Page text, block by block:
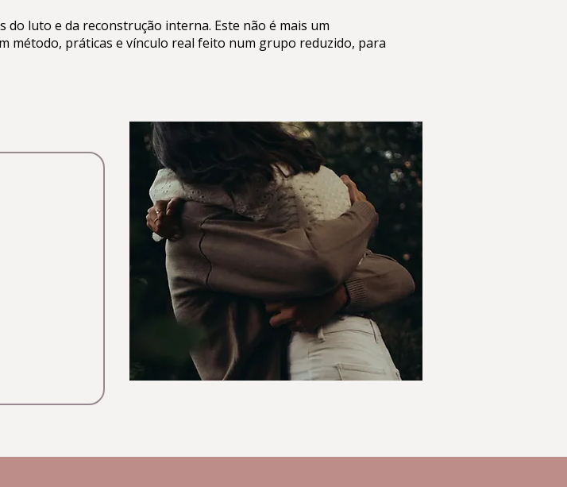
do luto e da reconstrução interna. Este não é mais um
método, práticas e vínculo real feito num grupo reduzido, para